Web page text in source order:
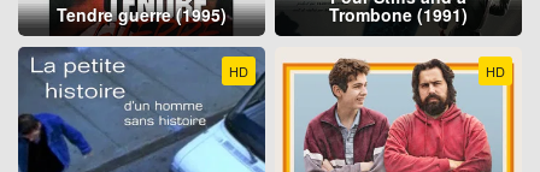
Tendre guerre (1995) Trombone (1991)
HD HD